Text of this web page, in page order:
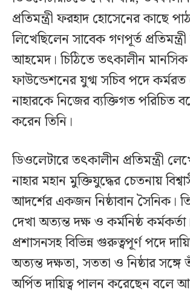
প্রতিমন্ত্রী ফরহাদ হোসেনের কাছে
লিখেছিলেন সাবেক গণপূর্ত
আহমেদ। চিঠিতে তৎকালীন মানসিক
ফাউন্ডেশনের যুগ্ম সচিব পদে
নাহারকে নিজের ব্যক্তিগত পরিচিত
করেন তিনি।
ডিওলেটারে তৎকালীন প্রতিমন্ত্রী
নাহার মহান মুক্তিযুদ্ধের চেতনায়
আদর্শের একজন নিষ্ঠাবান সৈনিক।
দেখা অত্যন্ত দক্ষ ও কর্মনিষ্ঠ
প্রশাসনসহ বিভিন্ন গুরুত্বপূর্ণ পদে
অত্যন্ত দক্ষতা, সততা ও নিষ্ঠার
অর্পিত দায়িত্ব পালন করেছেন বলে